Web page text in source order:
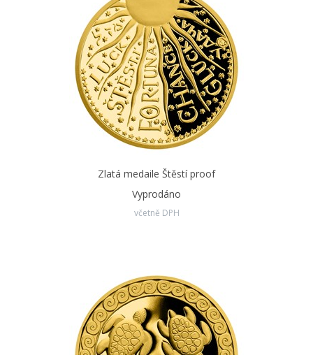
Zlatá medaile Štěstí proof
Vyprodáno
včetně DPH